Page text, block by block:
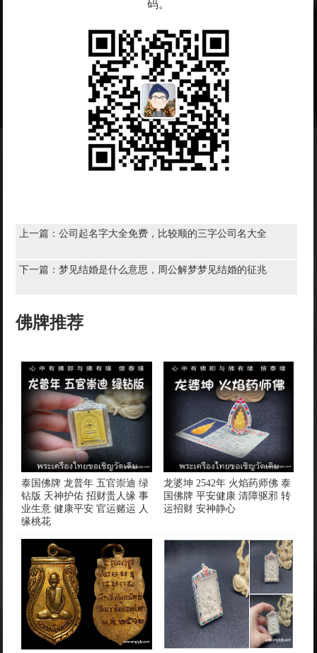
码。
上一篇：公司起名字大全免费，比较顺的三字公司名大全
下一篇：梦见结婚是什么意思，周公解梦梦见结婚的征兆
佛牌推荐
泰国佛牌 龙普年 五官崇迪 绿
钻版 天神护佑 招财贵人缘 事
业生意 健康平安 官运赌运 人
缘桃花
龙婆坤 2542年 火焰药师佛 泰
国佛牌 平安健康 清障驱邪 转
运招财 安神静心